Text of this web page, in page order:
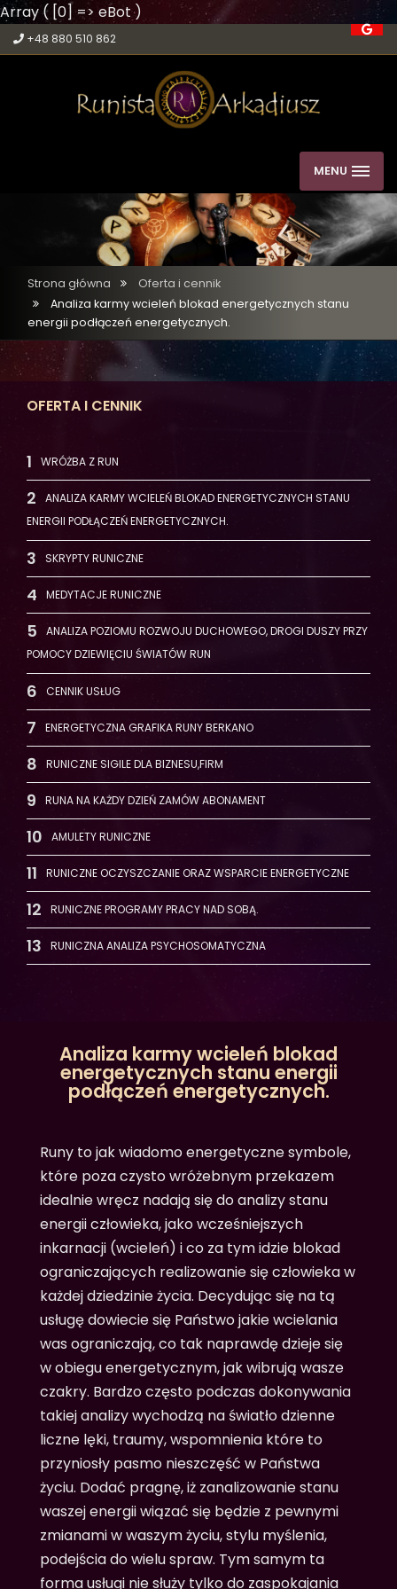
Array ( [0] => eBot )
+48 880 510 862
MENU
Strona główna
Oferta i cennik
Analiza karmy wcieleń blokad energetycznych stanu
energii podłączeń energetycznych.
OFERTA I CENNIK
WRÓŻBA Z RUN
ANALIZA KARMY WCIELEŃ BLOKAD ENERGETYCZNYCH STANU
ENERGII PODŁĄCZEŃ ENERGETYCZNYCH.
SKRYPTY RUNICZNE
MEDYTACJE RUNICZNE
ANALIZA POZIOMU ROZWOJU DUCHOWEGO, DROGI DUSZY PRZY
POMOCY DZIEWIĘCIU ŚWIATÓW RUN
CENNIK USŁUG
ENERGETYCZNA GRAFIKA RUNY BERKANO
RUNICZNE SIGILE DLA BIZNESU,FIRM
RUNA NA KAŻDY DZIEŃ ZAMÓW ABONAMENT
AMULETY RUNICZNE
RUNICZNE OCZYSZCZANIE ORAZ WSPARCIE ENERGETYCZNE
RUNICZNE PROGRAMY PRACY NAD SOBĄ.
RUNICZNA ANALIZA PSYCHOSOMATYCZNA
Analiza karmy wcieleń blokad
energetycznych stanu energii
podłączeń energetycznych.
Runy to jak wiadomo energetyczne symbole,
które poza czysto wróżebnym przekazem
idealnie wręcz nadają się do analizy stanu
energii człowieka, jako wcześniejszych
inkarnacji (wcieleń) i co za tym idzie blokad
ograniczających realizowanie się człowieka w
każdej dziedzinie życia. Decydując się na tą
usługę dowiecie się Państwo jakie wcielania
was ograniczają, co tak naprawdę dzieje się
w obiegu energetycznym, jak wibrują wasze
czakry. Bardzo często podczas dokonywania
takiej analizy wychodzą na światło dzienne
liczne lęki, traumy, wspomnienia które to
przyniosły pasmo nieszczęść w Państwa
życiu. Dodać pragnę, iż zanalizowanie stanu
waszej energii wiązać się będzie z pewnymi
zmianami w waszym życiu, stylu myślenia,
podejścia do wielu spraw. Tym samym ta
forma usługi nie służy tylko do zaspokajania